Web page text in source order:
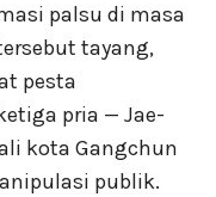
palsu di masa
tayang,
pesta
pria — Jae-
kota Gangchun
publik.